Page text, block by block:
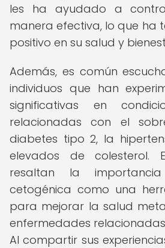
les ha ayudado a
manera efectiva, lo que ha
positivo en su salud y
Además, es común
individuos que han
significativas en
relacionadas con el
diabetes tipo 2, la
elevados de colesterol.
resaltan la
cetogénica como una
para mejorar la salud
enfermedades
Al compartir sus